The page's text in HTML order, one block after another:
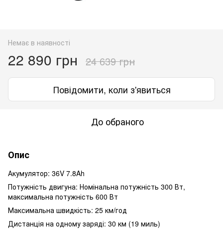
Немає в наявності
22 890 грн 24 639 грн
Повідомити, коли з'явиться
До обраного
Опис
Акумулятор: 36V 7.8Ah
Потужність двигуна: Номінальна потужність 300 Вт,
максимальна потужність 600 Вт
Максимальна швидкість: 25 км/год
Дистанція на одному заряді: 30 км (19 миль)